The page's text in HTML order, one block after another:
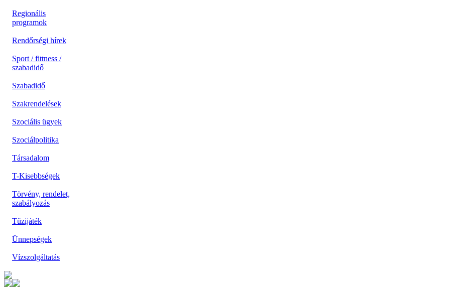
Regionális
programok
Rendőrségi hírek
Sport / fittness /
szabadidő
Szabadidő
Szakrendelések
Szociális ügyek
Szociálpolitika
Társadalom
T-Kisebbségek
Törvény, rendelet,
szabályozás
Tűzijáték
Ünnepségek
Vízszolgáltatás